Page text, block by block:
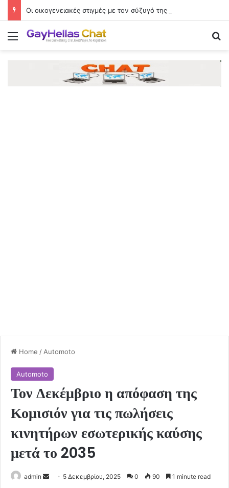
Menu
Home / Automoto
Automoto
Τον Δεκέμβριο η απόφαση της
Κομισιόν για τις πωλήσεις
κινητήρων εσωτερικής καύσης
μετά το 2035
admin
Send 5 Δεκεμβρίου, 2025 0 90 1 minute read